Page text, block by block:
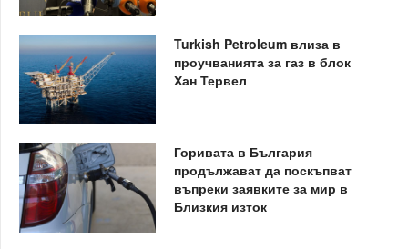
Turkish Petroleum влиза в
проучванията за газ в блок
Хан Тервел
Горивата в България
продължават да поскъпват
въпреки заявките за мир в
Близкия изток